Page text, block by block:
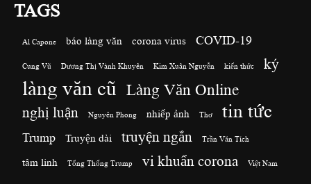
TAGS
Al Capone báo làng văn corona virus COVID-19
Cung Vũ Dương Thị Vành Khuyên Kim Xuân Nguyễn kiến thức ký
làng văn cũ Làng Văn Online
nghị luận Nguyên Phong nhiếp ảnh Thơ tin tức
Trump Truyện dài truyện ngắn Trần Văn Tích
tâm linh Tổng Thống Trump vi khuẩn corona Việt Nam